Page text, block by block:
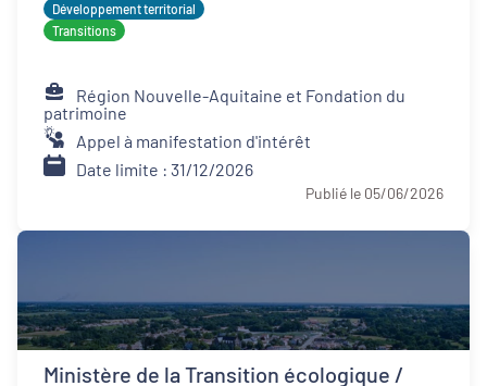
Développement territorial
Transitions
Région Nouvelle-Aquitaine et Fondation du
patrimoine
Appel à manifestation d'intérêt
Date limite : 31/12/2026
Publié le 05/06/2026
Ministère de la Transition écologique /